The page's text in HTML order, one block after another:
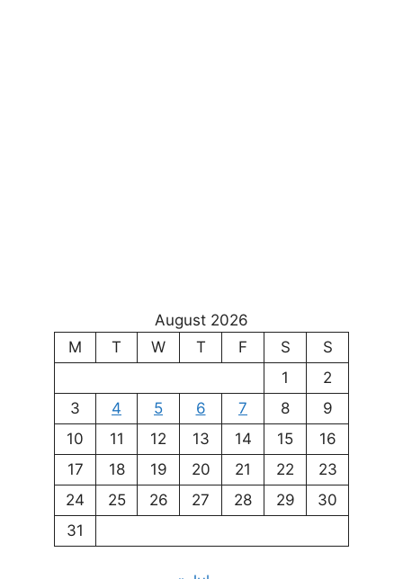
August 2026
M
T W T F S
S
1
2
3
4 5 6 7 8
9
10
11 12 13 14 15
16
17
18 19 20 21 22
23
24
25 26 27 28 29
30
31